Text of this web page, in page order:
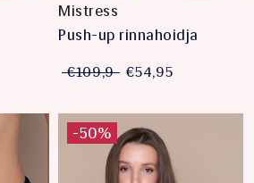
Mistress
Push-up rinnahoidja
€109,9 €54,95
-50%